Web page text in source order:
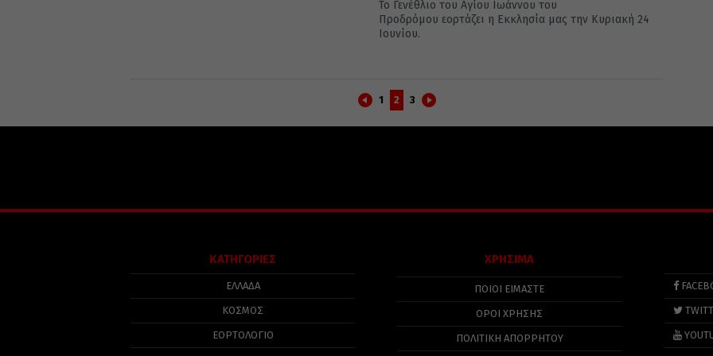
Το Γενέθλιο του Αγίου Ιωάννου του
Προδρόμου εορτάζει η Εκκλησία μας την Κυριακή 24
Ιουνίου.
1 2 3
ΚΑΤΗΓΟΡΙΕΣ
ΕΛΛΑΔΑ
ΚΟΣΜΟΣ
ΕΟΡΤΟΛΟΓΙΟ
ΧΡΗΣΙΜΑ
ΠΟΙΟΙ ΕΙΜΑΣΤΕ
ΟΡΟΙ ΧΡΗΣΗΣ
ΠΟΛΙΤΙΚΉ ΑΠΟΡΡΉΤΟΥ